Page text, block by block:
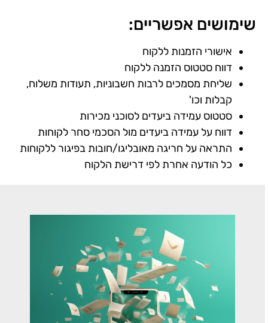
שימושים אפשריים:
אישורי הזמנות ללקוח
דווח סטטוס הזמנה ללקוח
שליחת מסמכים לרבות חשבוניות, תעודות משלוח,
קבלות וכו'
סטטוס עמידה ביעדים לסוכני מכירות
דווח על עמידה ביעדים מול הסכמי סחר לקוחות
התראה על חריגה מאובליגו/חובות בפיגור ללקוחות
כל הודעה אחרת לפי דרישת הלקוח